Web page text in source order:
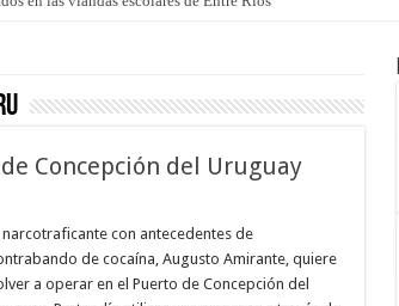
Concepción del Uruguay
narcotraficante con antecedentes de
de cocaína, Augusto Amirante, quiere
a operar en el Puerto de Concepción del